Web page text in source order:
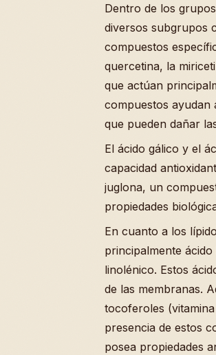
Dentro de los
diversos subgrupos
compuestos
quercetina, la
que actúan
compuestos ayudan
que pueden dañar
El ácido gálico y el
capacidad
juglona, un
propiedades
En cuanto a los
principalmente
linolénico. Estos
de las membranas.
tocoferoles
presencia de estos
posea propiedades